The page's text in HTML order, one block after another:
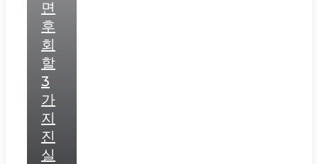
면
후
회
할
3
가
지
진
실